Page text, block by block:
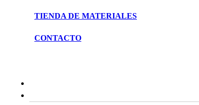
TIENDA DE MATERIALES
CONTACTO